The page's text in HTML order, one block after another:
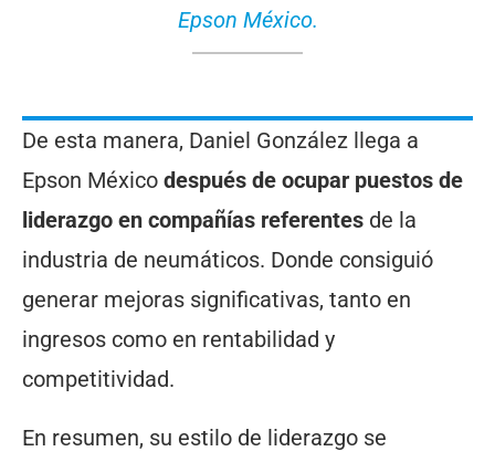
Epson México.
De esta manera, Daniel González llega a
Epson México después de ocupar puestos de
liderazgo en compañías referentes de la
industria de neumáticos. Donde consiguió
generar mejoras significativas, tanto en
ingresos como en rentabilidad y
competitividad.
En resumen, su estilo de liderazgo se